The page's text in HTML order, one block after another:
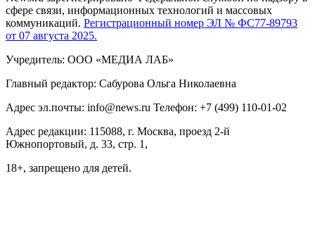
сфере связи, информационных технологий и массовых
коммуникаций. Регистрационный номер ЭЛ № ФС77-89793
от 07 августа 2025.
Учредитель: ООО «МЕДИА ЛАБ»
Главный редактор: Сабурова Ольга Николаевна
Адрес эл.почты: info@news.ru Телефон: +7 (499) 110-01-02
Адрес редакции: 115088, г. Москва, проезд 2-й
Южнопортовый, д. 33, стр. 1,
18+, запрещено для детей.